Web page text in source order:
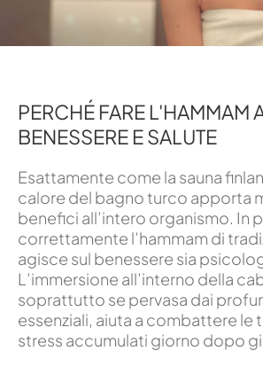
PERCHÉ FARE L'HAMMAM
BENESSERE E SALUTE
Esattamente come la sauna
calore del bagno turco apporta
benefici all’intero organismo. In
correttamente l’hammam di
agisce sul benessere sia
L’immersione all’interno della
soprattutto se pervasa dai
essenziali, aiuta a combattere le
stress accumulati giorno dopo